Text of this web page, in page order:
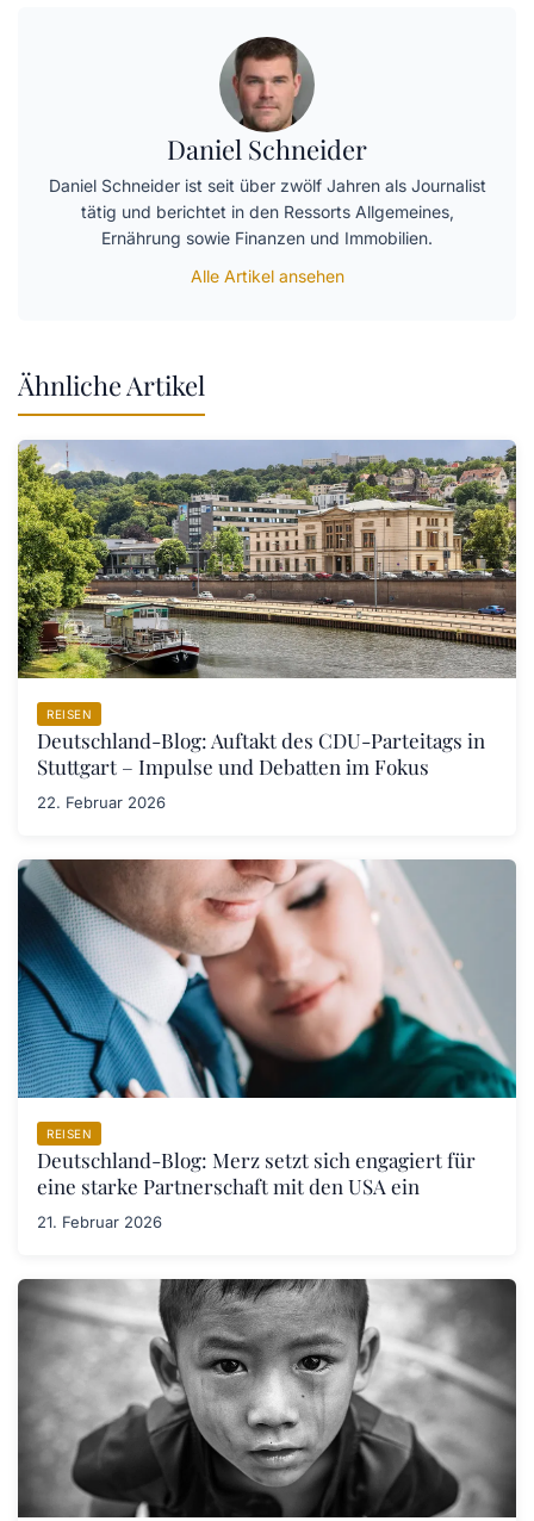
Daniel Schneider
Daniel Schneider ist seit über zwölf Jahren als Journalist
tätig und berichtet in den Ressorts Allgemeines,
Ernährung sowie Finanzen und Immobilien.
Alle Artikel ansehen
Ähnliche Artikel
REISEN
Deutschland-Blog: Auftakt des CDU-Parteitags in
Stuttgart – Impulse und Debatten im Fokus
22. Februar 2026
REISEN
Deutschland-Blog: Merz setzt sich engagiert für
eine starke Partnerschaft mit den USA ein
21. Februar 2026